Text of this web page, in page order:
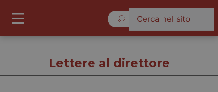
Lettere al direttore